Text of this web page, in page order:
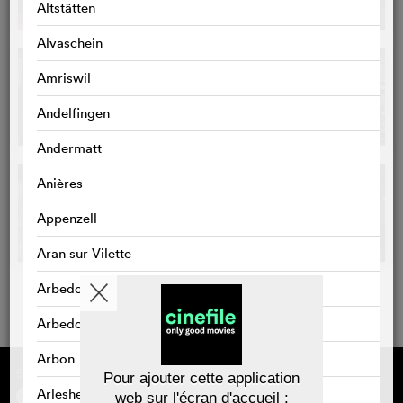
Altstätten
Alvaschein
Amriswil
Andelfingen
Andermatt
Anières
Appenzell
Aran sur Vilette
Arbedo
Arbedo-Castione
Arbon
Arlesheim
Sponsorisé par
À propos de cinefile
S'inscrire/s'abonner
Pour ajouter cette application
web sur l'écran d'accueil :